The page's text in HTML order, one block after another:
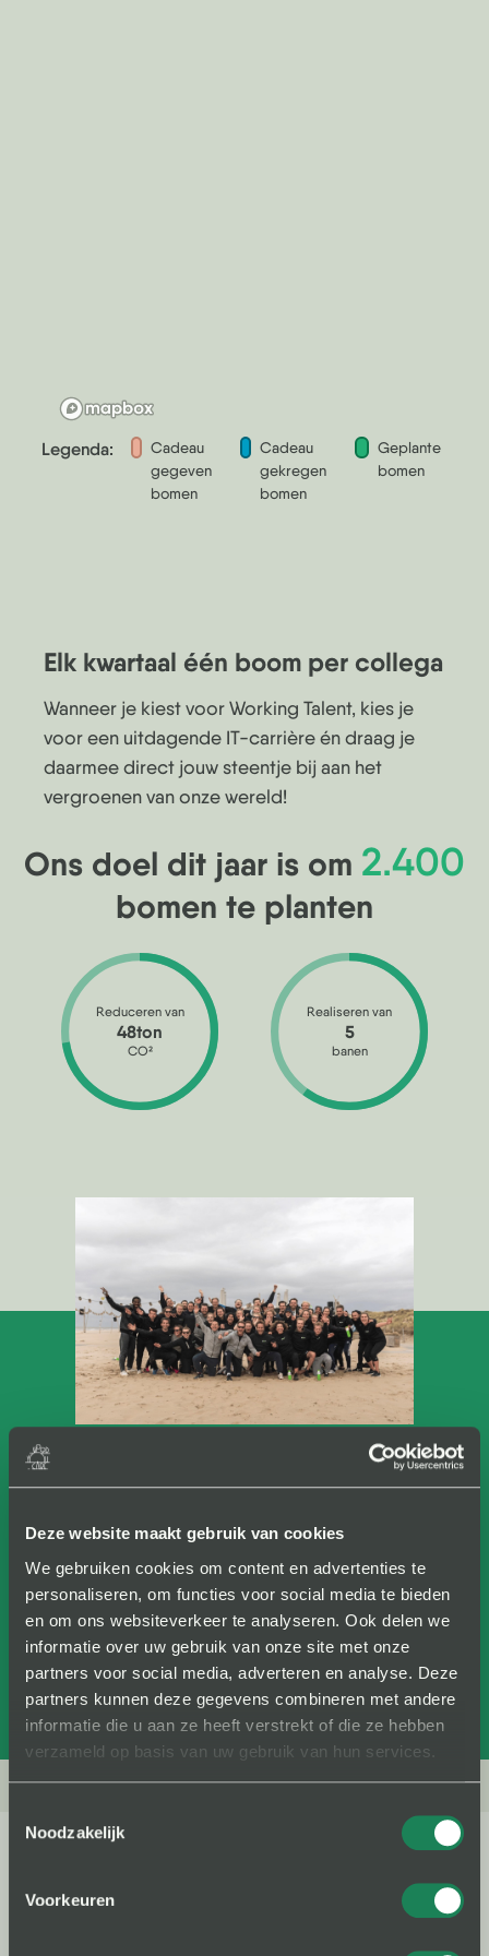
Deze website maakt gebruik van cookies
We gebruiken cookies om content en advertenties te
personaliseren, om functies voor social media te bieden
en om ons websiteverkeer te analyseren. Ook delen we
informatie over uw gebruik van onze site met onze
partners voor social media, adverteren en analyse. Deze
partners kunnen deze gegevens combineren met andere
informatie die u aan ze heeft verstrekt of die ze hebben
verzameld op basis van uw gebruik van hun services.
Noodzakelijk
Voorkeuren
Legenda:
Cadeau
gegeven
bomen
Cadeau
gekregen
bomen
Geplante
bomen
Elk kwartaal één boom per collega
Wanneer je kiest voor Working Talent, kies je
voor een uitdagende IT-carrière én draag je
daarmee direct jouw steentje bij aan het
vergroenen van onze wereld!
Ons doel dit jaar is om 2.400
bomen te planten
Reduceren van
48ton
CO2
Realiseren van
5
banen
“Met alle collega's die hier werken
economie en maatschappij en leveren
we een sterke bijdrage aan een
duurzame wereld. ”
Mark Hink
Algemeen Directeur, Working Talent
Projecten die Working Talent